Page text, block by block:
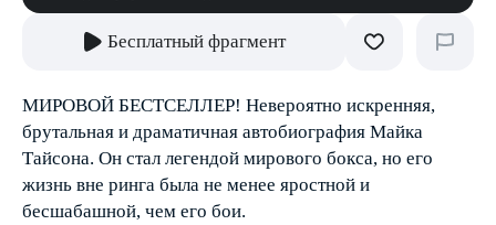
Бесплатный фрагмент
МИРОВОЙ БЕСТСЕЛЛЕР! Невероятно искренняя,
брутальная и драматичная автобиография Майка
Тайсона. Он стал легендой мирового бокса, но его
жизнь вне ринга была не менее яростной и
бесшабашной, чем его бои.